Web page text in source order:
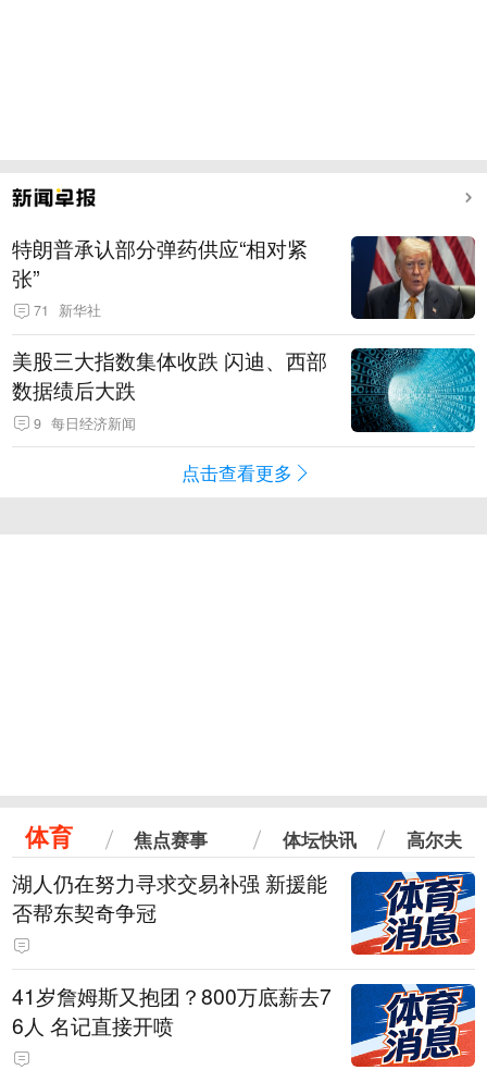
特朗普承认部分弹药供应“相对紧
张”
71 新华社
美股三大指数集体收跌 闪迪、西部
数据绩后大跌
9 每日经济新闻
点击查看更多
体育 焦点赛事 体坛快讯 高尔夫
湖人仍在努力寻求交易补强 新援能
否帮东契奇争冠
41岁詹姆斯又抱团？800万底薪去7
6人 名记直接开喷